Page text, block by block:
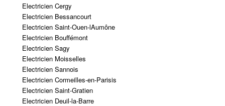
Electricien Cergy
Electricien Bessancourt
Electricien Saint-Ouen-lAumône
Electricien Bouffémont
Electricien Sagy
Electricien Moisselles
Electricien Sannois
Electricien Cormeilles-en-Parisis
Electricien Saint-Gratien
Electricien Deuil-la-Barre